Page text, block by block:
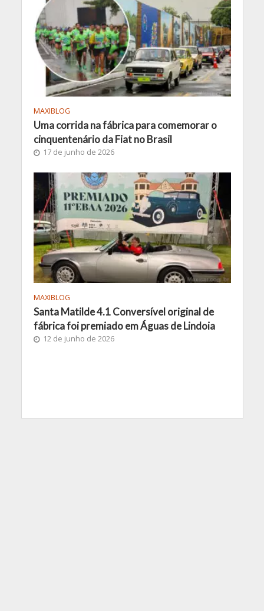
MAXIBLOG
Uma corrida na fábrica para comemorar o
cinquentenário da Fiat no Brasil
17 de junho de 2026
MAXIBLOG
Santa Matilde 4.1 Conversível original de
fábrica foi premiado em Águas de Lindoia
12 de junho de 2026